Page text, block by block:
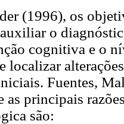
(1996), os
o
cognitiva e o
localizar
Fuentes,
as principais
são: